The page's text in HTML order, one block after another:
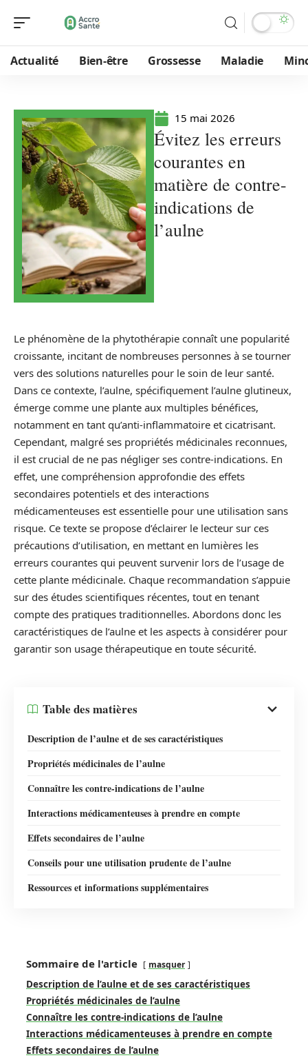
Actualité Bien-être Grossesse Maladie
15 mai 2026
Évitez les erreurs
courantes en
matière de contre-
indications de
l’aulne
Le phénomène de la phytothérapie connaît une popularité
croissante, incitant de nombreuses personnes à se tourner
vers des solutions naturelles pour le soin de leur santé.
Dans ce contexte, l’aulne, spécifiquement l’aulne glutineux,
émerge comme une plante aux multiples bénéfices,
notamment en tant qu’anti-inflammatoire et cicatrisant.
Cependant, malgré ses propriétés médicinales reconnues,
il est crucial de ne pas négliger ses contre-indications. En
effet, une compréhension approfondie des effets
secondaires potentiels et des interactions
médicamenteuses est essentielle pour une utilisation sans
risque. Ce texte se propose d’éclairer le lecteur sur ces
précautions d’utilisation, en mettant en lumières les
erreurs courantes qui peuvent survenir lors de l’usage de
cette plante médicinale. Chaque recommandation s’appuie
sur des études scientifiques récentes, tout en tenant
compte des pratiques traditionnelles. Abordons donc les
caractéristiques de l’aulne et les aspects à considérer pour
garantir son usage thérapeutique en toute sécurité.
Table des matières
Description de l’aulne et de ses caractéristiques
Propriétés médicinales de l’aulne
Connaître les contre-indications de l’aulne
Interactions médicamenteuses à prendre en compte
Effets secondaires de l’aulne
Conseils pour une utilisation prudente de l’aulne
Ressources et informations supplémentaires
Sommaire de l'article masquer
Description de l’aulne et de ses caractéristiques
Propriétés médicinales de l’aulne
Connaître les contre-indications de l’aulne
Interactions médicamenteuses à prendre en compte
Effets secondaires de l’aulne